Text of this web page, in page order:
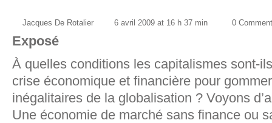
Jacques De Rotalier 6 avril 2009 at 16 h 37 min 0
Exposé
À quelles conditions les capitalismes sont-
crise économique et financière pour
inégalitaires de la globalisation ? Voyons
Une économie de marché sans finance ou